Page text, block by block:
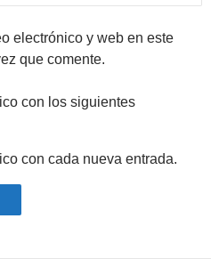
electrónico y web en este
que comente.
con los siguientes
con cada nueva entrada.